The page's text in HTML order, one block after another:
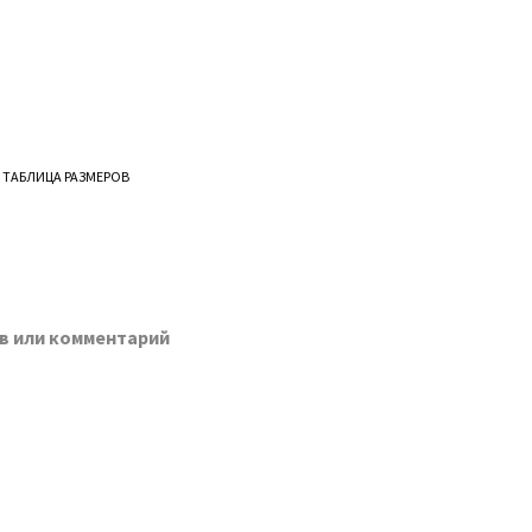
ТАБЛИЦА РАЗМЕРОВ
или комментарий